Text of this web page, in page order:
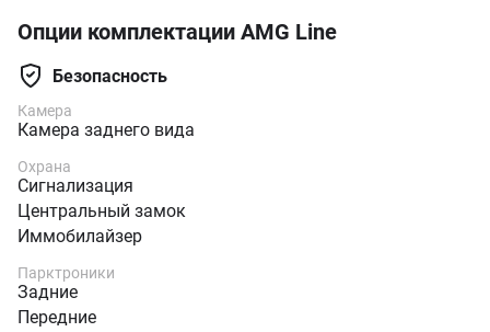
Опции комплектации AMG Line
Безопасность
Камера
Камера заднего вида
Охрана
Сигнализация
Центральный замок
Иммобилайзер
Парктроники
Задние
Передние